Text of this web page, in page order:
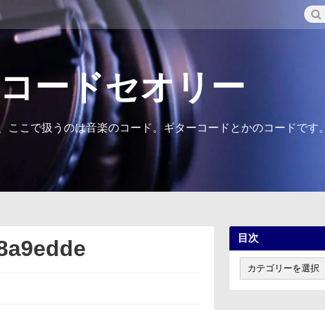
検
索:
ードセオリー
ここで扱うのは音楽のコード。ギターコードとかのコードです。
目次
次